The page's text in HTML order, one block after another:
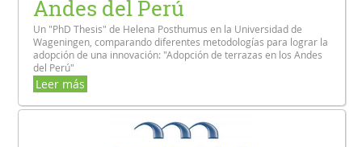
Andes del Perú
Un "PhD Thesis" de Helena Posthumus en la Universidad de
Wageningen, comparando diferentes metodologías para lograr la
adopción de una innovación: "Adopción de terrazas en los Andes
del Perú"
Leer más